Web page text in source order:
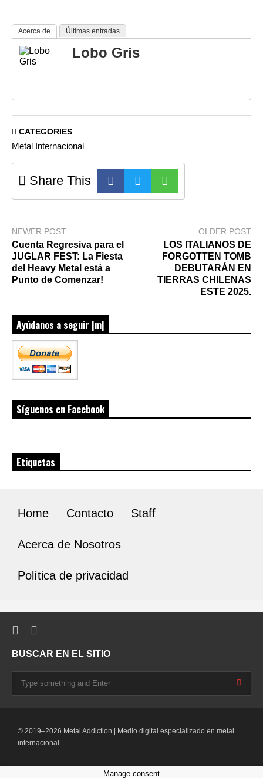
Acerca de Últimas entradas
Lobo Gris
CATEGORIES
Metal Internacional
Share This
NEWER POST
Cuenta Regresiva para el
JUGLAR FEST: La Fiesta
del Heavy Metal está a
Punto de Comenzar!
OLDER POST
LOS ITALIANOS DE
FORGOTTEN TOMB
DEBUTARÁN EN
TIERRAS CHILENAS
ESTE 2025.
Ayúdanos a seguir |m|
Síguenos en Facebook
Etiquetas
Home Contacto Staff
Acerca de Nosotros
Política de privacidad
BUSCAR EN EL SITIO
© 2019–2026 Metal Addiction | Medio digital especializado en metal
internacional.
Manage consent